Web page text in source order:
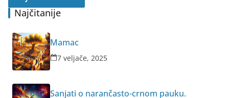
Najčitanije
Mamac
7 veljače, 2025
Sanjati o narančasto-crnom pauku.